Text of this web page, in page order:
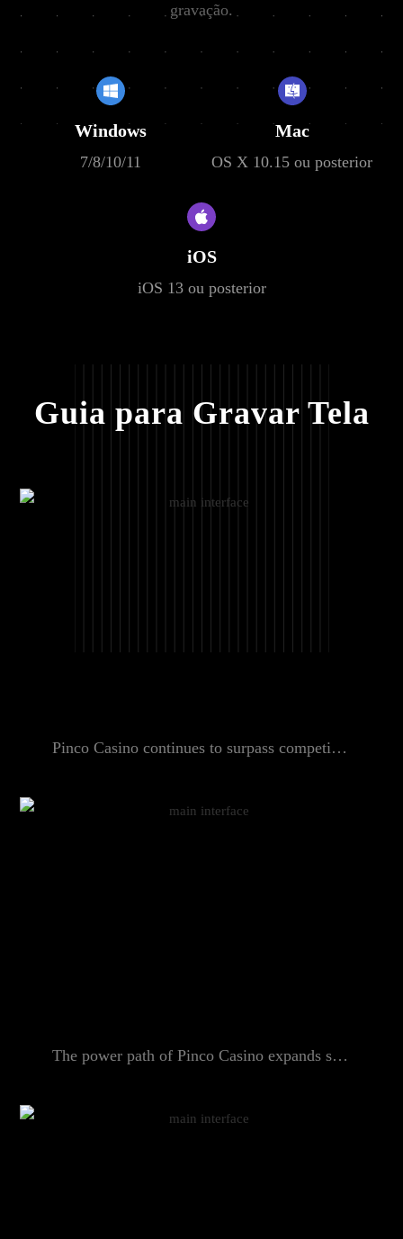
gravação.
Windows
7/8/10/11
Mac
OS X 10.15 ou posterior
iOS
iOS 13 ou posterior
Guia para Gravar Tela
Pinco Casino continues to surpass competitors within the 2025–2026 gaming ascent
The power path of Pinco Casino expands steadily over the 2025–2026 climb